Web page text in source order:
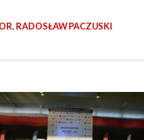
, RADOSŁAW PACZUSKI